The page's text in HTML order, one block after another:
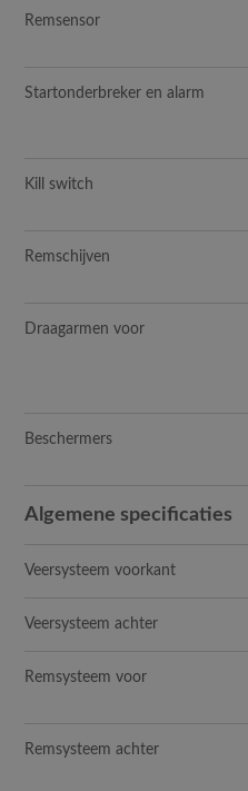
Remsensor
Startonderbreker en alarm
Kill switch
Remschijven
Draagarmen voor
Beschermers
Algemene specificaties
Veersysteem voorkant
Veersysteem achter
Remsysteem voor
Remsysteem achter